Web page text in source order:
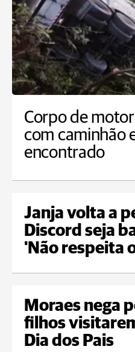
Corpo de
com caminhão
encontrado
Janja volta a
Discord seja
'Não respeita
Moraes nega
filhos
Dia dos Pais